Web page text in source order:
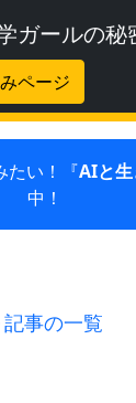
ガールの秘
ページ
たい！『AIと生
中！
記事の一覧